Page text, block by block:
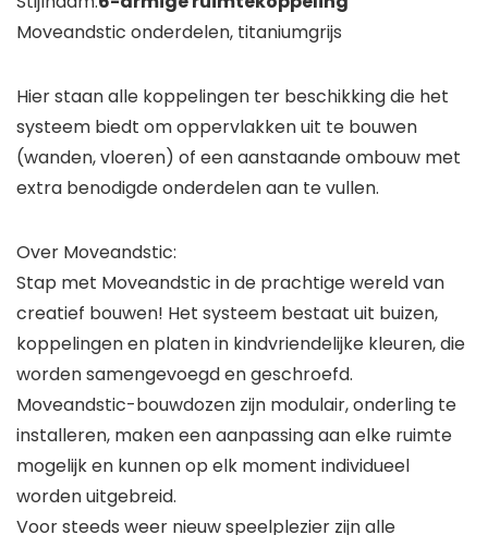
Moveandstic onderdelen, titaniumgrijs
Hier staan alle koppelingen ter beschikking die het
systeem biedt om oppervlakken uit te bouwen
(wanden, vloeren) of een aanstaande ombouw met
extra benodigde onderdelen aan te vullen.
Over Moveandstic:
Stap met Moveandstic in de prachtige wereld van
creatief bouwen! Het systeem bestaat uit buizen,
koppelingen en platen in kindvriendelijke kleuren, die
worden samengevoegd en geschroefd.
Moveandstic-bouwdozen zijn modulair, onderling te
installeren, maken een aanpassing aan elke ruimte
mogelijk en kunnen op elk moment individueel
worden uitgebreid.
Voor steeds weer nieuw speelplezier zijn alle